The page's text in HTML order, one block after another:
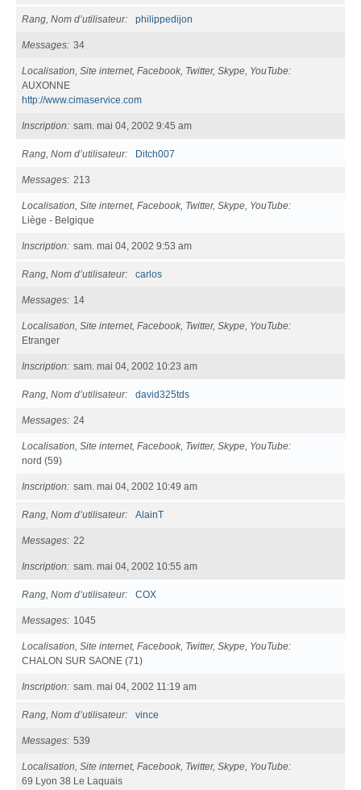
Rang, Nom d’utilisateur philippedijon
Messages 34
Localisation, Site internet, Facebook, Twitter, Skype, YouTube
AUXONNE
http://www.cimaservice.com
Inscription sam. mai 04, 2002 9:45 am
Rang, Nom d’utilisateur Ditch007
Messages 213
Localisation, Site internet, Facebook, Twitter, Skype, YouTube
Liège - Belgique
Inscription sam. mai 04, 2002 9:53 am
Rang, Nom d’utilisateur carlos
Messages 14
Localisation, Site internet, Facebook, Twitter, Skype, YouTube
Etranger
Inscription sam. mai 04, 2002 10:23 am
Rang, Nom d’utilisateur david325tds
Messages 24
Localisation, Site internet, Facebook, Twitter, Skype, YouTube
nord (59)
Inscription sam. mai 04, 2002 10:49 am
Rang, Nom d’utilisateur AlainT
Messages 22
Inscription sam. mai 04, 2002 10:55 am
Rang, Nom d’utilisateur COX
Messages 1045
Localisation, Site internet, Facebook, Twitter, Skype, YouTube
CHALON SUR SAONE (71)
Inscription sam. mai 04, 2002 11:19 am
Rang, Nom d’utilisateur vince
Messages 539
Localisation, Site internet, Facebook, Twitter, Skype, YouTube
69 Lyon 38 Le Laquais